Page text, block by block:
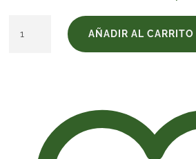
AÑADIR AL CARRITO